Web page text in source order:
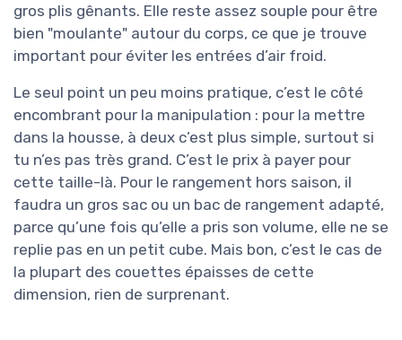
gros plis gênants. Elle reste assez souple pour être
bien "moulante" autour du corps, ce que je trouve
important pour éviter les entrées d’air froid.
Le seul point un peu moins pratique, c’est le côté
encombrant pour la manipulation : pour la mettre
dans la housse, à deux c’est plus simple, surtout si
tu n’es pas très grand. C’est le prix à payer pour
cette taille-là. Pour le rangement hors saison, il
faudra un gros sac ou un bac de rangement adapté,
parce qu’une fois qu’elle a pris son volume, elle ne se
replie pas en un petit cube. Mais bon, c’est le cas de
la plupart des couettes épaisses de cette
dimension, rien de surprenant.